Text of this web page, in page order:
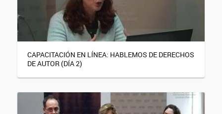
CAPACITACIÓN EN LÍNEA: HABLEMOS DE DERECHOS
DE AUTOR (DÍA 2)